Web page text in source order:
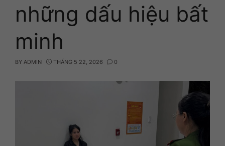
những dấu hiệu bất
minh
BY ADMIN THÁNG 5 22, 2026 0